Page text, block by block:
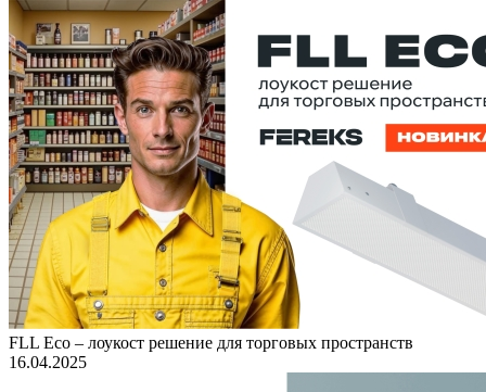
FLL Eco – лоукост решение для торговых пространств
16.04.2025